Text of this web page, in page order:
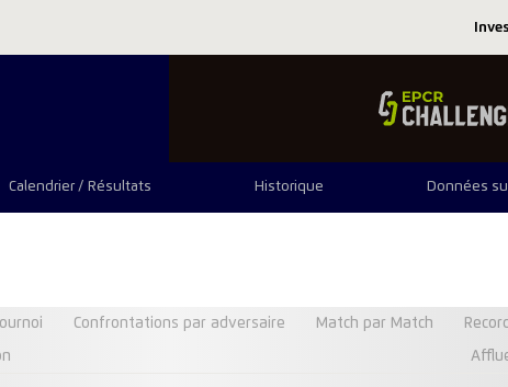
Calendrier / Résultats Historique Données
Confrontations par adversaire Match par Match